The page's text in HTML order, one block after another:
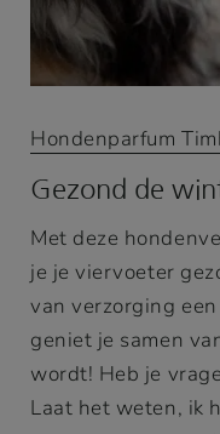
Hondenparfum
Gezond de
Met deze
je je viervoeter
van verzorging
geniet je samen
wordt! Heb je
Laat het weten, ik